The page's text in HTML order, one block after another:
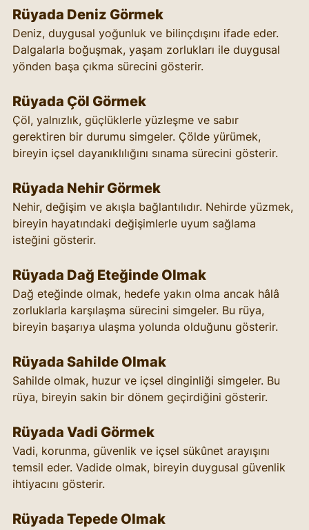
Rüyada Deniz Görmek
Deniz, duygusal yoğunluk ve bilinçdışını ifade eder.
Dalgalarla boğuşmak, yaşam zorlukları ile duygusal
yönden başa çıkma sürecini gösterir.
Rüyada Çöl Görmek
Çöl, yalnızlık, güçlüklerle yüzleşme ve sabır
gerektiren bir durumu simgeler. Çölde yürümek,
bireyin içsel dayanıklılığını sınama sürecini gösterir.
Rüyada Nehir Görmek
Nehir, değişim ve akışla bağlantılıdır. Nehirde yüzmek,
bireyin hayatındaki değişimlerle uyum sağlama
isteğini gösterir.
Rüyada Dağ Eteğinde Olmak
Dağ eteğinde olmak, hedefe yakın olma ancak hâlâ
zorluklarla karşılaşma sürecini simgeler. Bu rüya,
bireyin başarıya ulaşma yolunda olduğunu gösterir.
Rüyada Sahilde Olmak
Sahilde olmak, huzur ve içsel dinginliği simgeler. Bu
rüya, bireyin sakin bir dönem geçirdiğini gösterir.
Rüyada Vadi Görmek
Vadi, korunma, güvenlik ve içsel sükûnet arayışını
temsil eder. Vadide olmak, bireyin duygusal güvenlik
ihtiyacını gösterir.
Rüyada Tepede Olmak